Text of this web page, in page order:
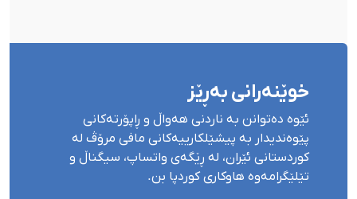
خوێنەرانی بەڕێز
ئێوە دەتوانن بە ناردنی هەواڵ و ڕاپۆرتەکانی
پێوەندیدار بە پیشێلکارییەکانی مافی مرۆڤ لە
کوردستانی ئێران، لە ڕێگەی واتساپ، سیگناڵ و
تێلێگرامەوە هاوکاری کوردپا بن.